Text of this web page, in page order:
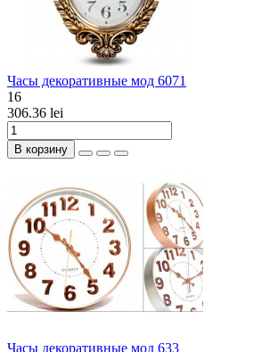
Часы декоративные мод 6071
16
306.36 lei
В корзину
Часы декоративные мод 633